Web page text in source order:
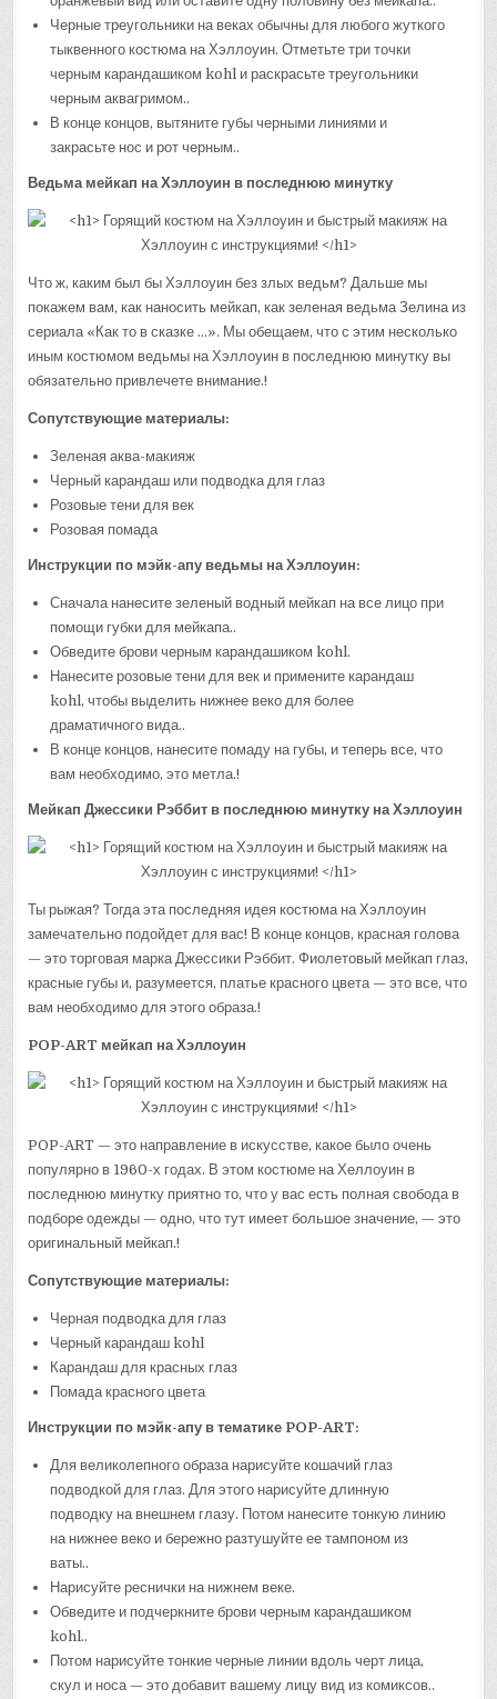
Черные треугольники на веках обычны для любого жуткого
тыквенного костюма на Хэллоуин. Отметьте три точки
черным карандашиком kohl и раскрасьте треугольники
черным аквагримом..
В конце концов, вытяните губы черными линиями и
закрасьте нос и рот черным..
Ведьма мейкап на Хэллоуин в последнюю минутку
Что ж, каким был бы Хэллоуин без злых ведьм? Дальше мы
покажем вам, как наносить мейкап, как зеленая ведьма Зелина из
сериала «Как то в сказке …». Мы обещаем, что с этим несколько
иным костюмом ведьмы на Хэллоуин в последнюю минутку вы
обязательно привлечете внимание.!
Сопутствующие материалы:
Зеленая аква-макияж
Черный карандаш или подводка для глаз
Розовые тени для век
Розовая помада
Инструкции по мэйк-апу ведьмы на Хэллоуин:
Сначала нанесите зеленый водный мейкап на все лицо при
помощи губки для мейкапа..
Обведите брови черным карандашиком kohl.
Нанесите розовые тени для век и примените карандаш
kohl, чтобы выделить нижнее веко для более
драматичного вида..
В конце концов, нанесите помаду на губы, и теперь все, что
вам необходимо, это метла.!
Мейкап Джессики Рэббит в последнюю минутку на Хэллоуин
Ты рыжая? Тогда эта последняя идея костюма на Хэллоуин
замечательно подойдет для вас! В конце концов, красная голова
— это торговая марка Джессики Рэббит. Фиолетовый мейкап глаз,
красные губы и, разумеется, платье красного цвета — это все, что
вам необходимо для этого образа.!
POP-ART мейкап на Хэллоуин
POP-ART — это направление в искусстве, какое было очень
популярно в 1960-х годах. В этом костюме на Хеллоуин в
последнюю минутку приятно то, что у вас есть полная свобода в
подборе одежды — одно, что тут имеет большое значение, — это
оригинальный мейкап.!
Сопутствующие материалы:
Черная подводка для глаз
Черный карандаш kohl
Карандаш для красных глаз
Помада красного цвета
Инструкции по мэйк-апу в тематике POP-ART:
Для великолепного образа нарисуйте кошачий глаз
подводкой для глаз. Для этого нарисуйте длинную
подводку на внешнем глазу. Потом нанесите тонкую линию
на нижнее веко и бережно разтушуйте ее тампоном из
ваты..
Нарисуйте реснички на нижнем веке.
Обведите и подчеркните брови черным карандашиком
kohl..
Потом нарисуйте тонкие черные линии вдоль черт лица,
скул и носа — это добавит вашему лицу вид из комиксов..